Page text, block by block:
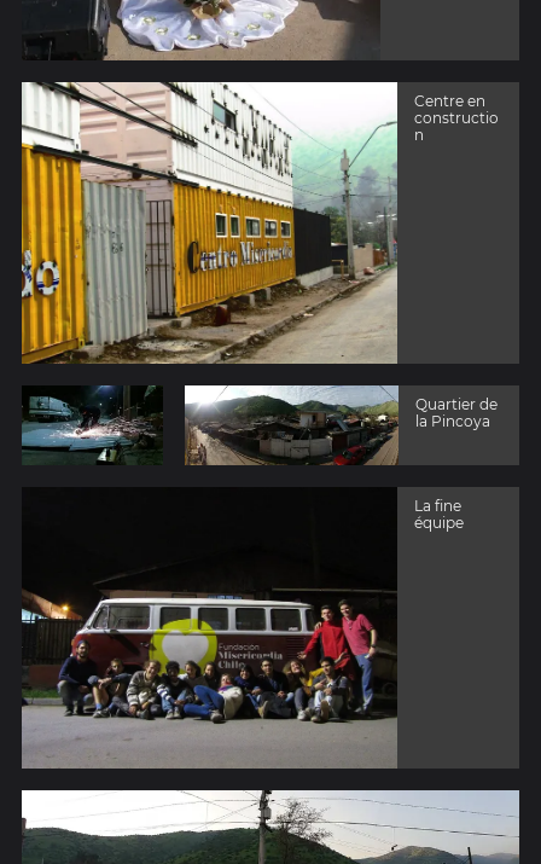
Centre en
constructio
n
Quartier de
la Pincoya
La fine
équipe